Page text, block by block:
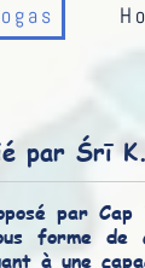
par Śrī
par Cap
forme de
à une